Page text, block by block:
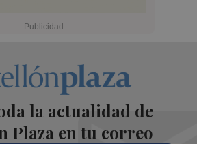
la actualidad de
Plaza en tu correo